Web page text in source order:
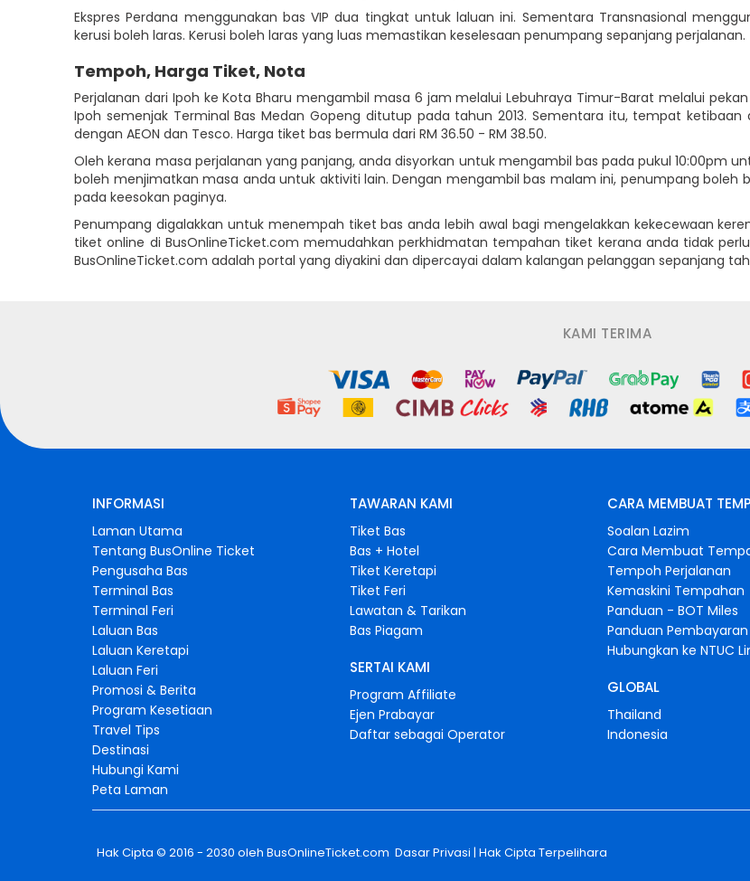
Ekspres Perdana menggunakan bas VIP dua tingkat untuk laluan ini. Sementara Transnasional
kerusi boleh laras. Kerusi boleh laras yang luas memastikan keselesaan penumpang sepanjang perjalanan.
Tempoh, Harga Tiket, Nota
Perjalanan dari Ipoh ke Kota Bharu mengambil masa 6 jam melalui Lebuhraya Timur-Barat melalui
Ipoh semenjak Terminal Bas Medan Gopeng ditutup pada tahun 2013. Sementara itu, tempat ketibaan
dengan AEON dan Tesco. Harga tiket bas bermula dari RM 36.50 - RM 38.50.
Oleh kerana masa perjalanan yang panjang, anda disyorkan untuk mengambil bas pada pukul 10:00pm
boleh menjimatkan masa anda untuk aktiviti lain. Dengan mengambil bas malam ini, penumpang boleh
pada keesokan paginya.
Penumpang digalakkan untuk menempah tiket bas anda lebih awal bagi mengelakkan kekecewaan
tiket online di BusOnlineTicket.com memudahkan perkhidmatan tempahan tiket kerana anda tidak
BusOnlineTicket.com adalah portal yang diyakini dan dipercayai dalam kalangan pelanggan sepanjang
KAMI TERIMA
INFORMASI
Laman Utama
Tentang BusOnline Ticket
Pengusaha Bas
Terminal Bas
Terminal Feri
Laluan Bas
Laluan Keretapi
Laluan Feri
Promosi & Berita
Program Kesetiaan
Travel Tips
Destinasi
Hubungi Kami
Peta Laman
TAWARAN KAMI
Tiket Bas
Bas + Hotel
Tiket Keretapi
Tiket Feri
Lawatan & Tarikan
Bas Piagam
SERTAI KAMI
Program Affiliate
Ejen Prabayar
Daftar sebagai Operator
CARA MEMBUAT
Soalan Lazim
Cara Membuat
Tempoh Perjalanan
Kemaskini Tempahan
Panduan - BOT Miles
Panduan Pembayaran
Hubungkan ke NTUC
GLOBAL
Thailand
Indonesia
Hak Cipta © 2016 - 2030 oleh BusOnlineTicket.com Dasar Privasi | Hak Cipta Terpelihara